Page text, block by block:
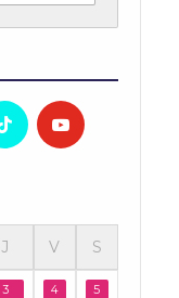
J V S
3 4 5